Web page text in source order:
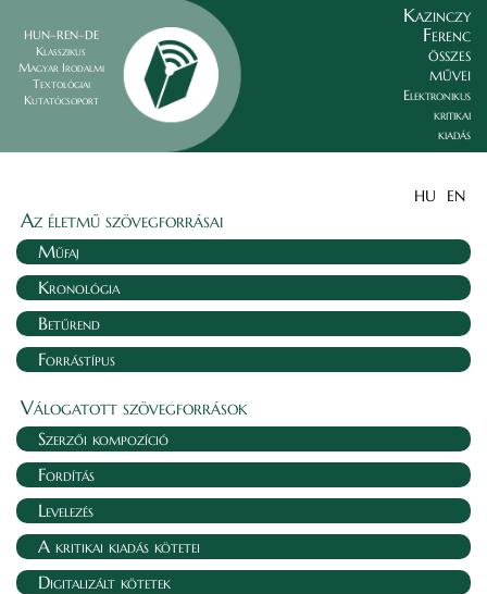
HUN–REN–DE
Klasszikus
Magyar Irodalmi
Textológiai
Kutatócsoport
Kazinczy
Ferenc
összes
művei
Elektronikus
kritikai
kiadás
HU EN
Az életmű szövegforrásai
Műfaj
Kronológia
Betűrend
Forrástípus
Válogatott szövegforrások
Szerzői kompozíció
Fordítás
Levelezés
A kritikai kiadás kötetei
Digitalizált kötetek